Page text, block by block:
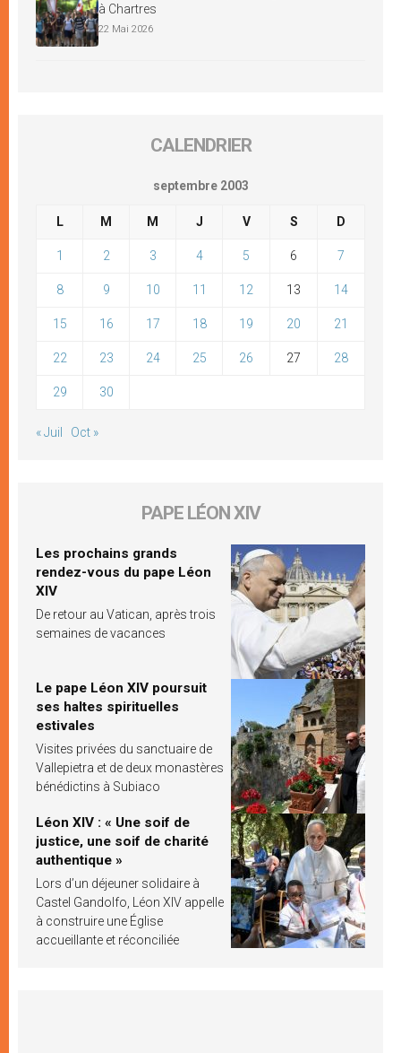
à Chartres
22 Mai 2026
CALENDRIER
septembre 2003
L M M J V S D
1 2 3 4 5 6 7
8 9 10 11 12 13 14
15 16 17 18 19 20 21
22 23 24 25 26 27 28
29 30
« Juil Oct »
PAPE LÉON XIV
Les prochains grands
rendez-vous du pape Léon
XIV
De retour au Vatican, après trois
semaines de vacances
Le pape Léon XIV poursuit
ses haltes spirituelles
estivales
Visites privées du sanctuaire de
Vallepietra et de deux monastères
bénédictins à Subiaco
Léon XIV : « Une soif de
justice, une soif de charité
authentique »
Lors d’un déjeuner solidaire à
Castel Gandolfo, Léon XIV appelle
à construire une Église
accueillante et réconciliée